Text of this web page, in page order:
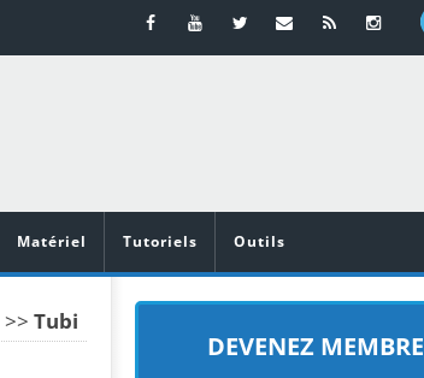
Matériel Tutoriels Outils
>> Tubi
DEVENEZ MEMBRE